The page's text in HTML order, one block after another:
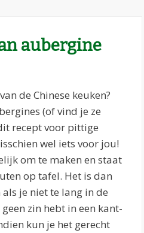
aubergine
de Chinese keuken?
(of vind je ze
recept voor pittige
wel iets voor jou!
om te maken en staat
op tafel. Het is dan
je niet te lang in de
zin hebt in een kant-
kun je het gerecht